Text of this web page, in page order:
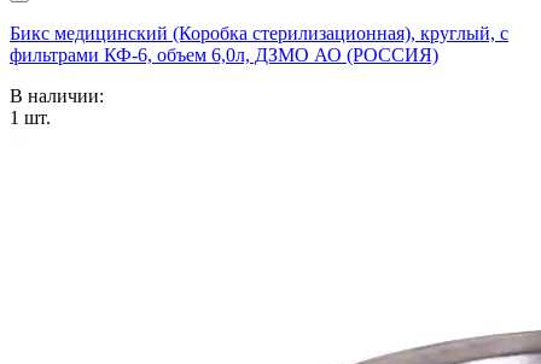
Бикс медицинский (Коробка стерилизационная), круглый, с
фильтрами КФ-6, объем 6,0л, ДЗМО АО (РОССИЯ)
В наличии:
1 шт.